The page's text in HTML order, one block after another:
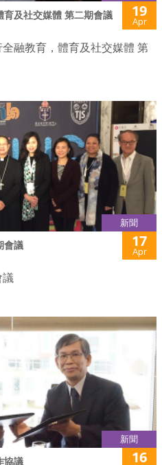
及社交媒體 第二期會議 19
Apr
融教育，體育及社交媒體 第
新聞
會議 17
Apr
議
新聞
協議 16